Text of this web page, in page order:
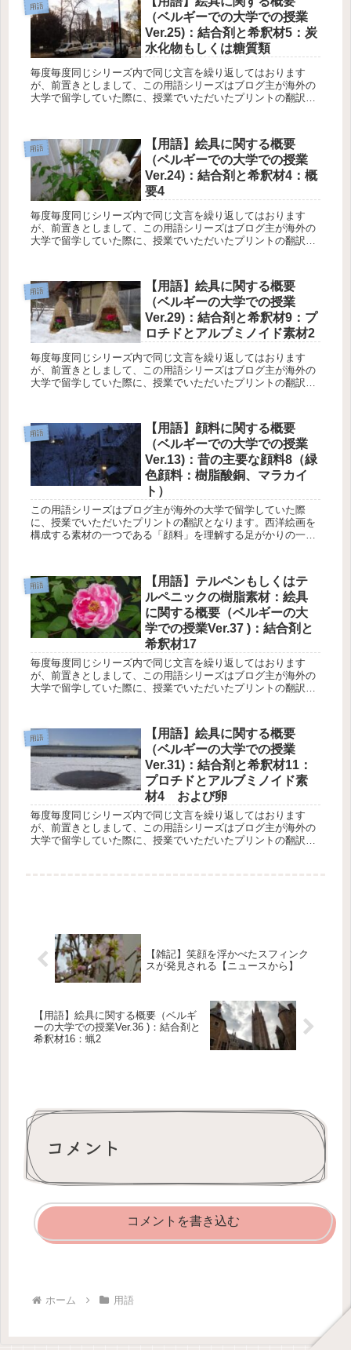
用語
（ベルギーでの大学での授業
Ver.25)：結合剤と希釈材5：炭
水化物もしくは糖質類
毎度毎度同じシリーズ内で同じ文言を繰り返してはおります
が、前置きとしまして、この用語シリーズはブログ主が海外の
大学で留学していた際に、授業でいただいたプリントの翻訳と
用語
【用語】絵具に関する概要
（ベルギーでの大学での授業
Ver.24)：結合剤と希釈材4：概
要4
毎度毎度同じシリーズ内で同じ文言を繰り返してはおります
が、前置きとしまして、この用語シリーズはブログ主が海外の
大学で留学していた際に、授業でいただいたプリントの翻訳と
用語
【用語】絵具に関する概要
（ベルギーの大学での授業
Ver.29)：結合剤と希釈材9：プ
ロチドとアルブミノイド素材2
毎度毎度同じシリーズ内で同じ文言を繰り返してはおります
が、前置きとしまして、この用語シリーズはブログ主が海外の
大学で留学していた際に、授業でいただいたプリントの翻訳と
用語
【用語】顔料に関する概要
（ベルギーでの大学での授業
Ver.13)：昔の主要な顔料8（緑
色顔料：樹脂酸銅、マラカイ
ト）
この用語シリーズはブログ主が海外の大学で留学していた際
に、授業でいただいたプリントの翻訳となります。西洋絵画を
構成する素材の一つである「顔料」を理解する足がかりの一つ
用語
【用語】テルペンもしくはテ
ルペニックの樹脂素材：絵具
に関する概要（ベルギーの大
学での授業Ver.37 )：結合剤と
希釈材17
毎度毎度同じシリーズ内で同じ文言を繰り返してはおります
が、前置きとしまして、この用語シリーズはブログ主が海外の
大学で留学していた際に、授業でいただいたプリントの翻訳と
用語
【用語】絵具に関する概要
（ベルギーの大学での授業
Ver.31)：結合剤と希釈材11：
プロチドとアルブミノイド素
材4 および卵
毎度毎度同じシリーズ内で同じ文言を繰り返してはおります
が、前置きとしまして、この用語シリーズはブログ主が海外の
大学で留学していた際に、授業でいただいたプリントの翻訳と
【雑記】笑顔を浮かべたスフィンク
スが発見される【ニュースから】
【用語】絵具に関する概要（ベルギ
ーの大学での授業Ver.36 )：結合剤と
希釈材16：蝋2
コメント
コメントを書き込む
ホーム 用語